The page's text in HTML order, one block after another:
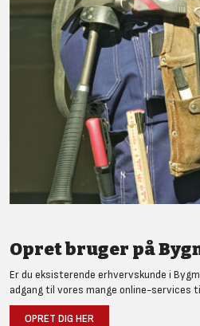
Opret bruger på
Er du eksisterende erhvervskunde i
adgang til vores mange online-services
OPRET DIG HER